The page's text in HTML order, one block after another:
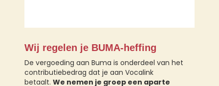
Wij regelen je BUMA-heffing
De vergoeding aan Buma is onderdeel van het
contributiebedrag dat je aan Vocalink
betaalt. We nemen je groep een aparte